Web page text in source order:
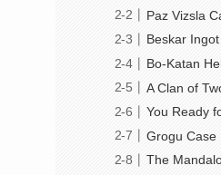
Paz Vizsla
Beskar
Bo-Katan
A Clan of
You Ready
Grogu Case
The